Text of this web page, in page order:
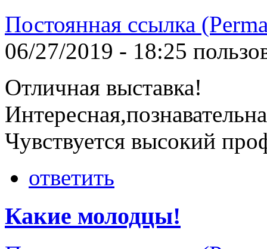
Постоянная ссылка
06/27/2019 - 18:25
Отличная выставка!
Чувствуется высокий
ответить
Какие молодцы!